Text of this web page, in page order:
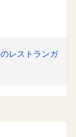
レストランガ